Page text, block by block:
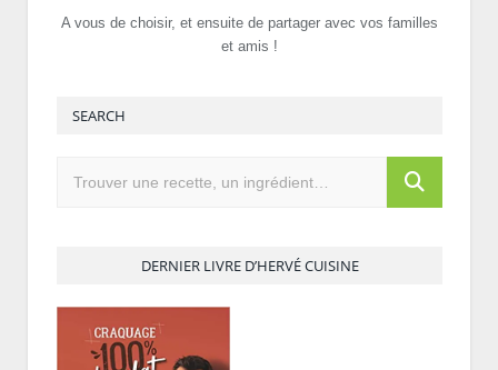
A vous de choisir, et ensuite de partager avec vos familles
et amis !
SEARCH
DERNIER LIVRE D’HERVÉ CUISINE